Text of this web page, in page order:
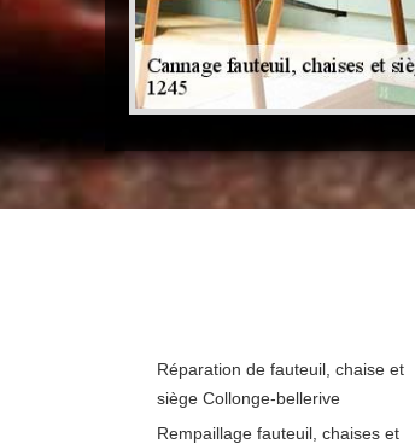
Réparation de fauteuil, chaise et
siège Collonge-bellerive
Rempaillage fauteuil, chaises et